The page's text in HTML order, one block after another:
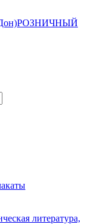
РОЗНИЧНЫЙ
литература,